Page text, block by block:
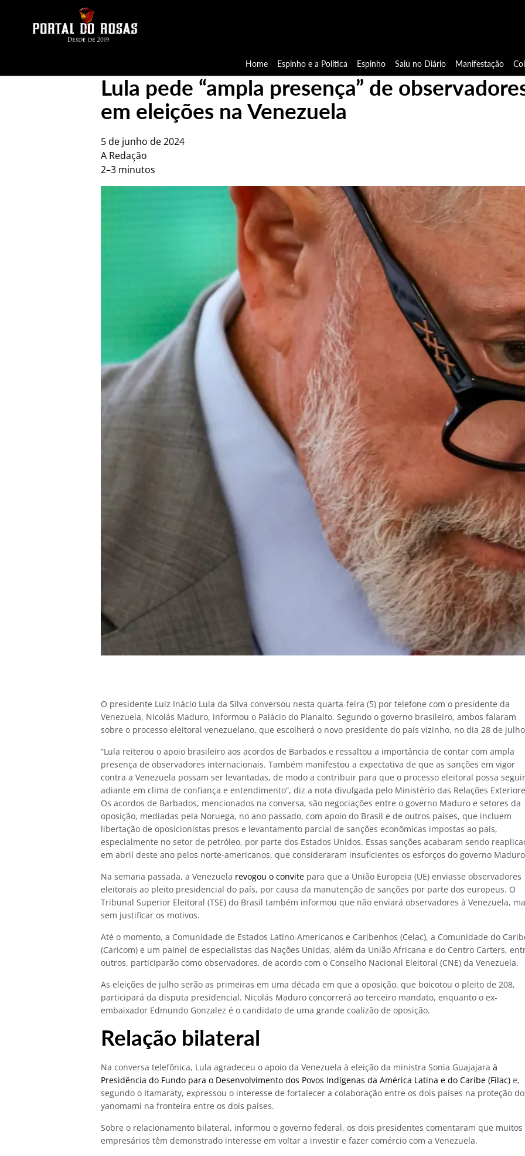
Home Espinho e a Política Espinho Saiu no Diário Manifestação
Lula pede “ampla presença” de
em eleições na Venezuela
5 de junho de 2024
A Redação
2–3 minutos
O presidente Luiz Inácio Lula da Silva conversou nesta quarta-feira (5) por telefone com o presidente da
Venezuela, Nicolás Maduro, informou o Palácio do Planalto. Segundo o governo brasileiro, ambos falaram
sobre o processo eleitoral venezuelano, que escolherá o novo presidente do país vizinho, no dia 28 de
“Lula reiterou o apoio brasileiro aos acordos de Barbados e ressaltou a importância de contar com ampla
presença de observadores internacionais. Também manifestou a expectativa de que as sanções em vigor
contra a Venezuela possam ser levantadas, de modo a contribuir para que o processo eleitoral possa seguir
adiante em clima de confiança e entendimento”, diz a nota divulgada pelo Ministério das Relações
Os acordos de Barbados, mencionados na conversa, são negociações entre o governo Maduro e setores da
oposição, mediadas pela Noruega, no ano passado, com apoio do Brasil e de outros países, que incluem
libertação de oposicionistas presos e levantamento parcial de sanções econômicas impostas ao país,
especialmente no setor de petróleo, por parte dos Estados Unidos. Essas sanções acabaram sendo
em abril deste ano pelos norte-americanos, que consideraram insuficientes os esforços do governo
Na semana passada, a Venezuela revogou o convite para que a União Europeia (UE) enviasse observadores
eleitorais ao pleito presidencial do país, por causa da manutenção de sanções por parte dos europeus. O
Tribunal Superior Eleitoral (TSE) do Brasil também informou que não enviará observadores à Venezuela,
sem justificar os motivos.
Até o momento, a Comunidade de Estados Latino-Americanos e Caribenhos (Celac), a Comunidade do
(Caricom) e um painel de especialistas das Nações Unidas, além da União Africana e do Centro Carters,
outros, participarão como observadores, de acordo com o Conselho Nacional Eleitoral (CNE) da Venezuela.
As eleições de julho serão as primeiras em uma década em que a oposição, que boicotou o pleito de 208,
participará da disputa presidencial. Nicolás Maduro concorrerá ao terceiro mandato, enquanto o ex-
embaixador Edmundo Gonzalez é o candidato de uma grande coalizão de oposição.
Relação bilateral
Na conversa telefônica, Lula agradeceu o apoio da Venezuela à eleição da ministra Sonia Guajajara à
Presidência do Fundo para o Desenvolvimento dos Povos Indígenas da América Latina e do Caribe (Filac) e,
segundo o Itamaraty, expressou o interesse de fortalecer a colaboração entre os dois países na proteção
yanomami na fronteira entre os dois países.
Sobre o relacionamento bilateral, informou o governo federal, os dois presidentes comentaram que muitos
empresários têm demonstrado interesse em voltar a investir e fazer comércio com a Venezuela.
10 De Ago 11 De Ago
34° 35°24°